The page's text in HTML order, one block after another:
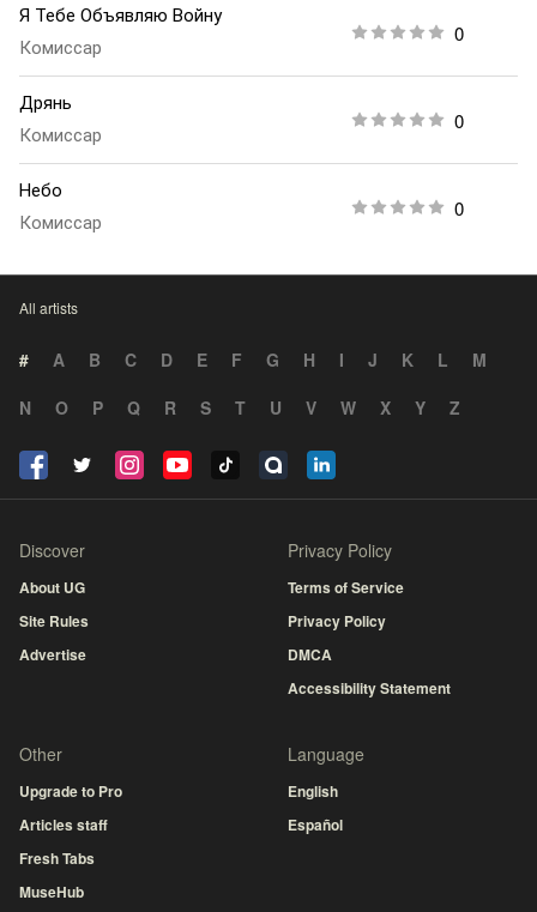
Я Тебе Объявляю Войну
Комиссар
0
Дрянь
Комиссар
0
Небо
Комиссар
0
All artists
# A B C D E F G H I J K L
M
N
O P Q R S T U V W X Y Z
Discover
About UG
Site Rules
Advertise
Privacy Policy
Terms of Service
Privacy Policy
DMCA
Accessibility Statement
Other
Upgrade to Pro
Articles staff
Fresh Tabs
MuseHub
Language
English
Español